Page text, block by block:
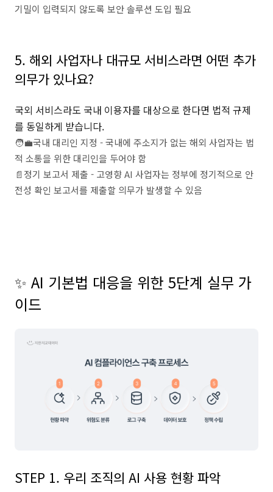
기밀이 입력되지 않도록 보안 솔루션 도입 필요
5. 해외 사업자나 대규모 서비스라면 어떤 추가
의무가 있나요?
국외 서비스라도 국내 이용자를 대상으로 한다면 법적 규제
를 동일하게 받습니다.
🧑‍💼국내 대리인 지정 - 국내에 주소지가 없는 해외 사업자는 법
적 소통을 위한 대리인을 두어야 함
📄정기 보고서 제출 - 고영향 AI 사업자는 정부에 정기적으로 안
전성 확인 보고서를 제출할 의무가 발생할 수 있음
✨ AI 기본법 대응을 위한 5단계 실무 가
이드
STEP 1. 우리 조직의 AI 사용 현황 파악